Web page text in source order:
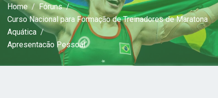
Home
Fóruns
Curso Nacional para Formação de Treinadores de Maratona
Aquática
Apresentacão Pessoal